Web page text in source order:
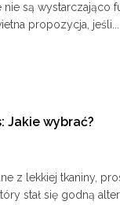
są wystarczająco
propozycja, jeśli...
Jakie wybrać?
z lekkiej tkaniny,
stał się godną